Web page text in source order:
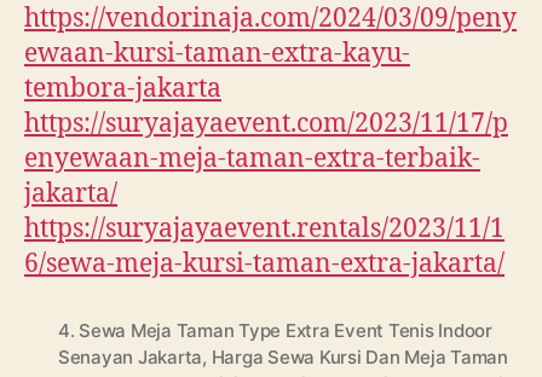
https://vendorinaja.com/2024/03/09/peny
ewaan-kursi-taman-extra-kayu-
tembora-jakarta
https://suryajayaevent.com/2023/11/17/p
enyewaan-meja-taman-extra-terbaik-
jakarta/
https://suryajayaevent.rentals/2023/11/1
6/sewa-meja-kursi-taman-extra-jakarta/
4. Sewa Meja Taman Type Extra Event Tenis Indoor
Senayan Jakarta, Harga Sewa Kursi Dan Meja Taman